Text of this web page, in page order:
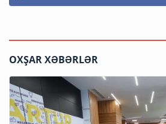
OXŞAR XƏBƏRLƏR